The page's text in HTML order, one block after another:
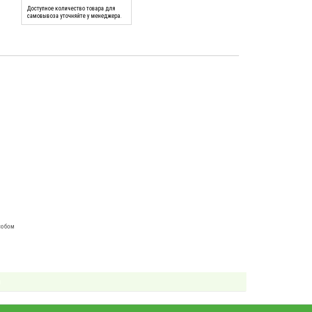
Доступное количество товара для
самовывоза уточняйте у менеджера.